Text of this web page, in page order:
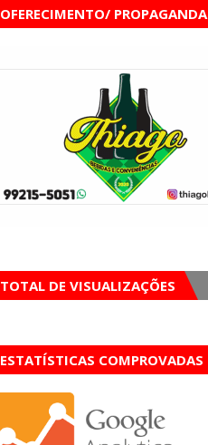
OFERECIMENTO/ PROPAGANDA
TOTAL DE VISUALIZAÇÕES
ESTATÍSTICAS COMPROVADAS